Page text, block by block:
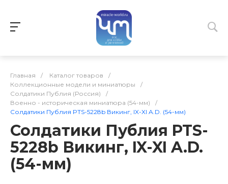
Главная / Каталог товаров
/
Коллекционные модели и миниатюры
/
Солдатики Публия (Россия)
/
Военно - историческая миниатюра (54-мм)
/
Солдатики Публия PTS-5228b Викинг, IX-XI A.D. (54-мм)
Солдатики Публия PTS-
5228b Викинг, IX-XI A.D.
(54-мм)